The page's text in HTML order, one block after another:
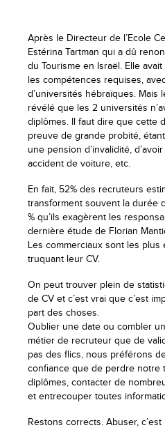
Après le Directeur de l’Ecole
Estérina Tartman qui a dû
du Tourisme en Israël. Elle
les compétences requises,
d’universités hébraïques. Mais
révélé que les 2 universités
diplômes. Il faut dire que cette
preuve de grande probité,
une pension d’invalidité,
accident de voiture, etc.
En fait, 52% des recruteurs
transforment souvent la durée
% qu’ils exagèrent les
dernière étude de Florian
Les commerciaux sont les
truquant leur CV.
On peut trouver plein de
de CV et c’est vrai que c’est
part des choses.
Oublier une date ou combler
métier de recruteur que de
pas des flics, nous préférons
confiance que de perdre notre
diplômes, contacter de
et entrecouper toutes
Restons corrects. Abuser,